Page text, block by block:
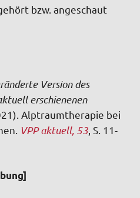
bzw. angeschaut
Version des
erschienenen
Alptraumtherapie bei
VPP aktuell, 53 , S. 11-